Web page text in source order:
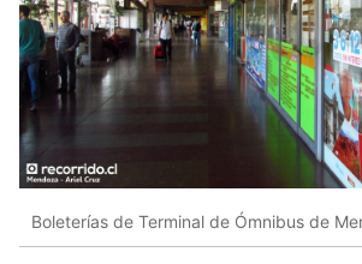
Boleterías de Terminal de Ómnibus de